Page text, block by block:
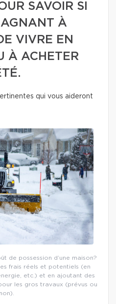
SAVOIR SI
À
VIVRE EN
À ACHETER
qui vous aideront
de possession d’une maison?
frais réels et potentiels (en
etc.) et en ajoutant des
les gros travaux (prévus ou
non).